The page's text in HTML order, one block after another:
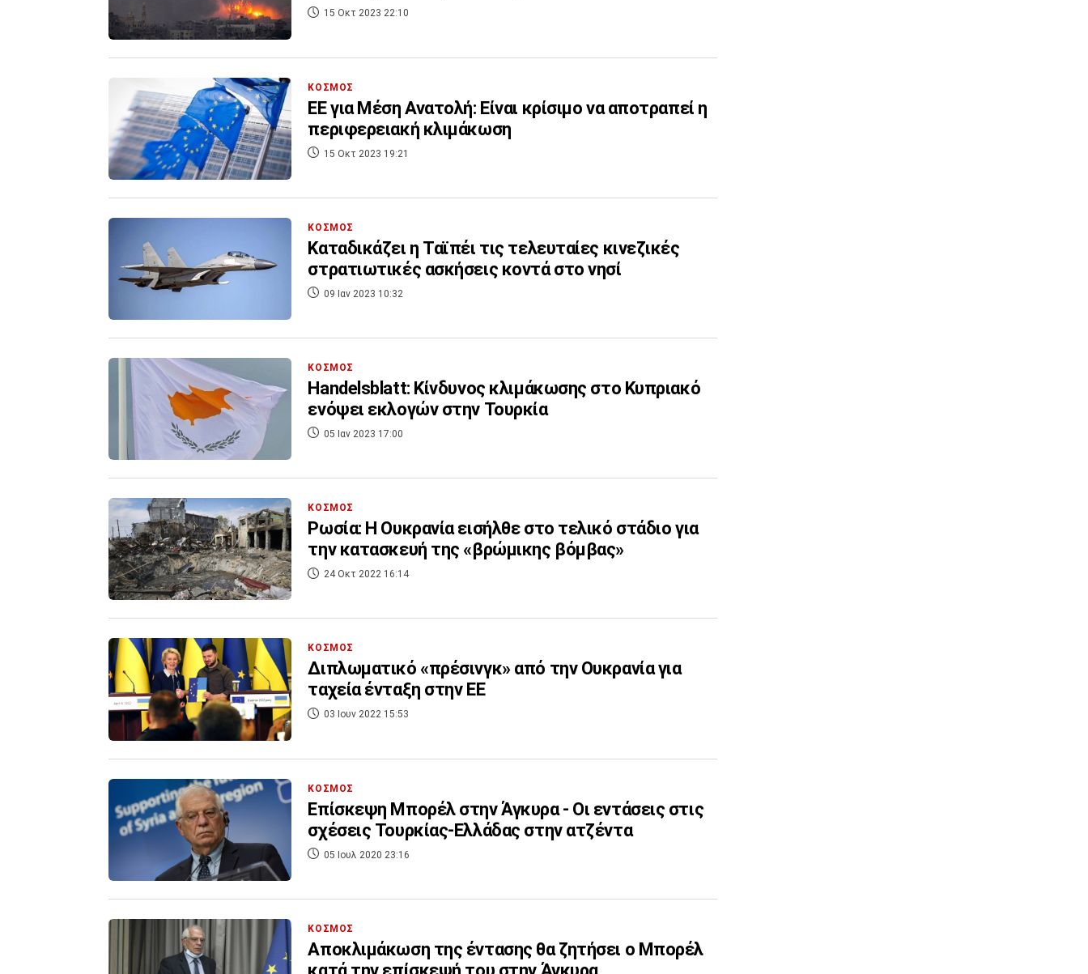
15 Οκτ 2023 22:10
ΚΟΣΜΟΣ
ΕΕ για Μέση Ανατολή: Είναι κρίσιμο να αποτραπεί η
περιφερειακή κλιμάκωση
15 Οκτ 2023 19:21
ΚΟΣΜΟΣ
Καταδικάζει η Ταϊπέι τις τελευταίες κινεζικές
στρατιωτικές ασκήσεις κοντά στο νησί
09 Ιαν 2023 10:32
ΚΟΣΜΟΣ
Handelsblatt: Κίνδυνος κλιμάκωσης στο Κυπριακό
ενόψει εκλογών στην Τουρκία
05 Ιαν 2023 17:00
ΚΟΣΜΟΣ
Ρωσία: Η Ουκρανία εισήλθε στο τελικό στάδιο για
την κατασκευή της «βρώμικης βόμβας»
24 Οκτ 2022 16:14
ΚΟΣΜΟΣ
Διπλωματικό «πρέσινγκ» από την Ουκρανία για
ταχεία ένταξη στην ΕΕ
03 Ιουν 2022 15:53
ΚΟΣΜΟΣ
Επίσκεψη Μπορέλ στην Άγκυρα - Οι εντάσεις στις
σχέσεις Τουρκίας-Ελλάδας στην ατζέντα
05 Ιουλ 2020 23:16
ΚΟΣΜΟΣ
Αποκλιμάκωση της έντασης θα ζητήσει ο Μπορέλ